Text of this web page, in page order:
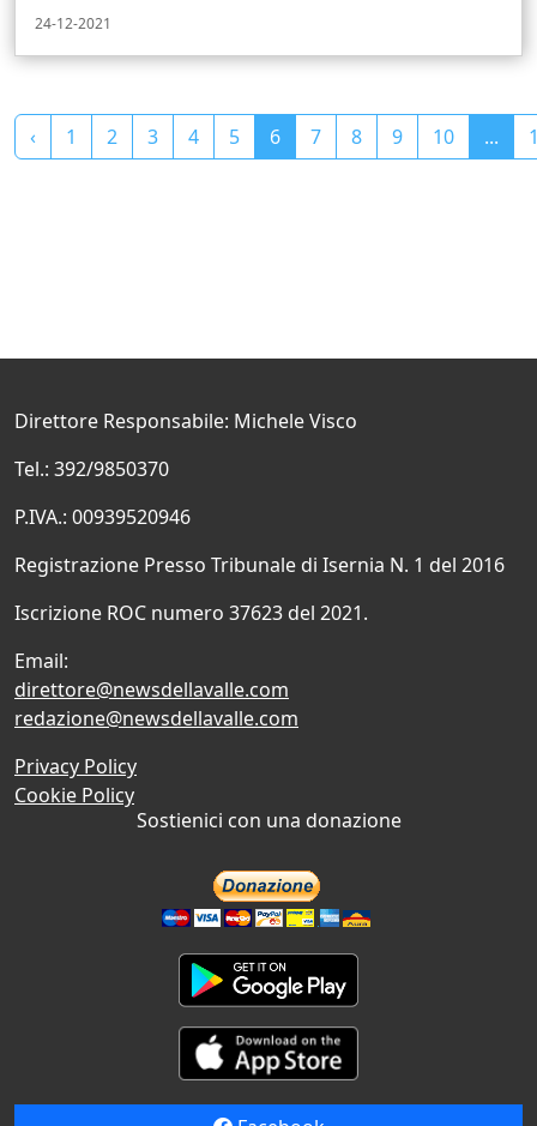
24-12-2021
‹ 1 2 3 4 5 6 7 8 9 10 ...
Direttore Responsabile: Michele Visco
Tel.: 392/9850370
P.IVA.: 00939520946
Registrazione Presso Tribunale di Isernia N. 1 del 2016
Iscrizione ROC numero 37623 del 2021.
Email:
direttore@newsdellavalle.com
redazione@newsdellavalle.com
Privacy Policy
Cookie Policy
Sostienici con una donazione